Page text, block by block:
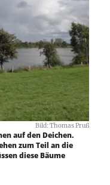
Bild: Thomas Pruß
auf den Deichen.
zum Teil an die
diese Bäume